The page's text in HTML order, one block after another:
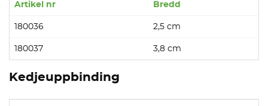
Artikel nr Bredd
180036 2,5 cm
180037 3,8 cm
Kedjeuppbinding